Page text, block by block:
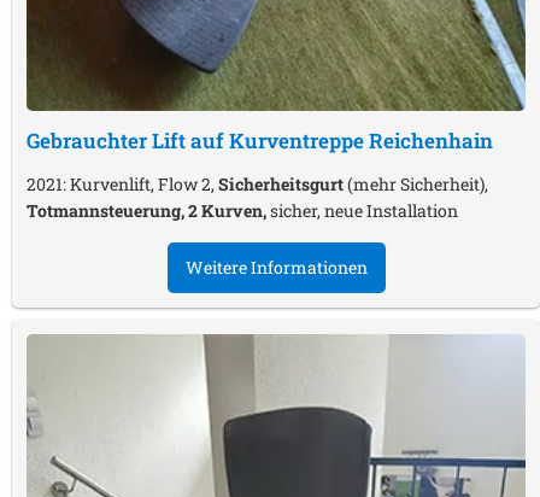
Gebrauchter Lift auf KurventreppeReichenhain
2021: Kurvenlift, Flow 2, Sicherheitsgurt(mehr Sicherheit),
Totmannsteuerung, 2 Kurven,sicher, neue Installation
Weitere Informationen